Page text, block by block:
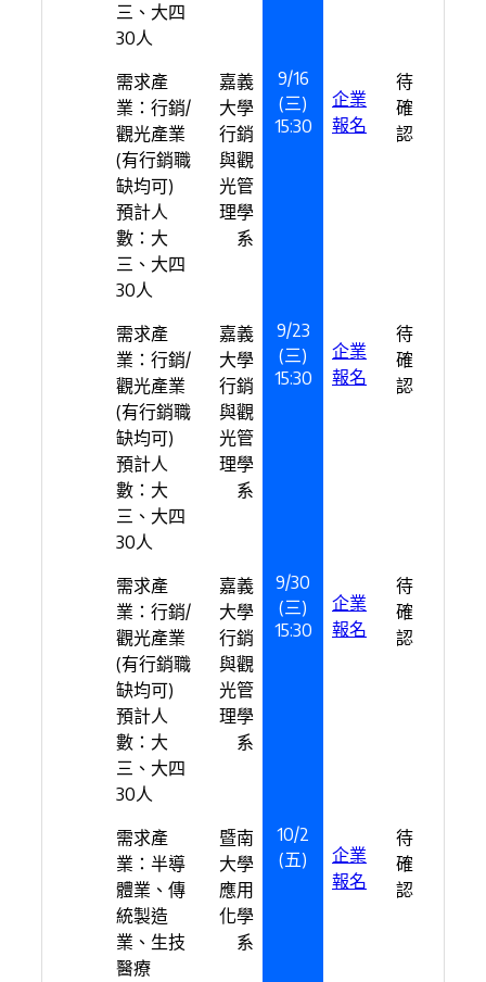
三、大四
30人
需求產
業：行銷/
觀光產業
(有行銷職
缺均可)
預計人
數：大
三、大四
30人
嘉義
大學
行銷
與觀
光管
理學
系
9/16
(三)
15:30
企業
報名
待
確
認
需求產
業：行銷/
觀光產業
(有行銷職
缺均可)
預計人
數：大
三、大四
30人
嘉義
大學
行銷
與觀
光管
理學
系
9/23
(三)
15:30
企業
報名
待
確
認
需求產
業：行銷/
觀光產業
(有行銷職
缺均可)
預計人
數：大
三、大四
30人
嘉義
大學
行銷
與觀
光管
理學
系
9/30
(三)
15:30
企業
報名
待
確
認
需求產
業：半導
體業、傳
統製造
業、生技
醫療
暨南
大學
應用
化學
系
10/2
(五)
企業
報名
待
確
認